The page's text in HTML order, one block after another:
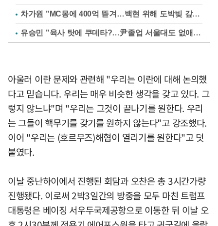
차가원 "MC몽에 400억 뜯겨…백현 위해 도박빚 갚아줘"
유승민 "육사 탓에 쿠데타?…尹졸업 서울대도 없애나"
아울러 이란 문제와 관련해 "우리는 이란에 대해 논의했
다고 믿습니다. 우리는 매우 비슷한 생각을 갖고 있다. 그
렇지 않느냐"며 "우리는 그것이 끝나기를 원한다. 우리
는 그들이 핵무기를 갖기를 원하지 않는다"고 강조했다.
이어 "우리는 (호르무즈)해협이 열리기를 원한다"고 덧
붙였다.
이날 중난하이에서 진행된 회담과 오찬은 총 3시간가량
진행됐다. 이로써 2박3일간의 방중을 모두 마친 트럼프
대통령은 베이징 서우두국제공항으로 이동한 뒤 이날 오